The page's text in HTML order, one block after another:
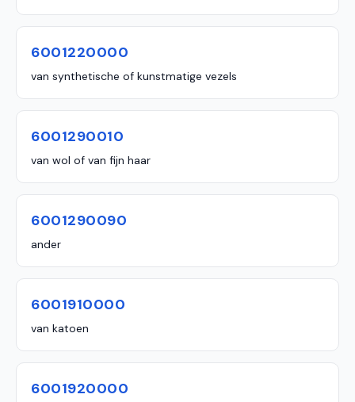
6001220000
van synthetische of kunstmatige vezels
6001290010
van wol of van fijn haar
6001290090
ander
6001910000
van katoen
6001920000